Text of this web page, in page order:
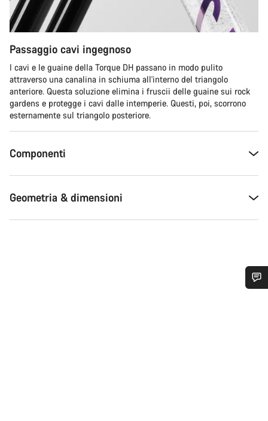
Passaggio cavi ingegnoso
I cavi e le guaine della Torque DH passano in modo pulito
attraverso una canalina in schiuma all'interno del triangolo
anteriore. Questa soluzione elimina i fruscii delle guaine sui rock
gardens e protegge i cavi dalle intemperie. Questi, poi, scorrono
esternamente sul triangolo posteriore.
Componenti
Geometria & dimensioni